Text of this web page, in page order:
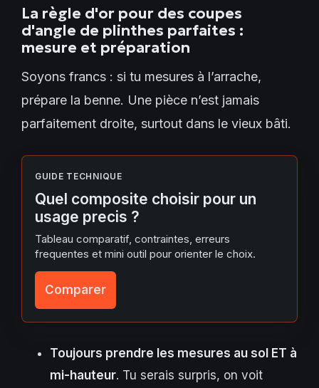
La règle d'or pour des coupes
d'angle de plinthes parfaites :
mesure et préparation
Soyons francs : si tu mesures à l’arrache,
prépare la benne. Une pièce n’est jamais
parfaitement droite, surtout dans le vieux bâti.
GUIDE TECHNIQUE
Quel composite choisir pour un
usage precis ?
Tableau comparatif, contraintes, erreurs
frequentes et mini outil pour orienter le choix.
Comparer
Toujours prendre les mesures au sol ET à
mi-hauteur. Tu serais surpris, on voit